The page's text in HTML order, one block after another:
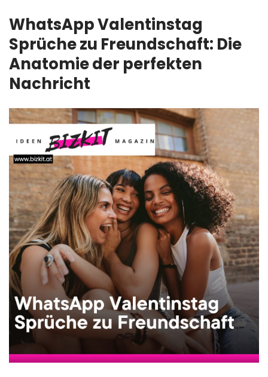
WhatsApp Valentinstag
Sprüche zu Freundschaft: Die
Anatomie der perfekten
Nachricht